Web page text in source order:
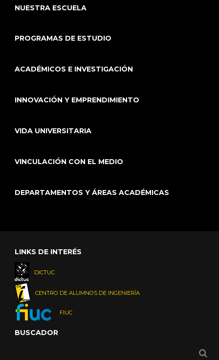
NUESTRA ESCUELA
PROGRAMAS DE ESTUDIO
ACADÉMICOS E INVESTIGACIÓN
INNOVACIÓN Y EMPRENDIMIENTO
VIDA UNIVERSITARIA
VINCULACIÓN CON EL MEDIO
DEPARTAMENTOS Y ÁREAS ACADÉMICAS
LINKS DE INTERÉS
DICTUC
CENTRO DE ALUMNOS DE INGENIERÍA
FIUC
BUSCADOR